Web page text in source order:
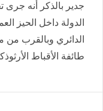
جدير بالذكر أنه
الدولة داخل الحيز
الدائري وبالقرب
طائفة الأقباط